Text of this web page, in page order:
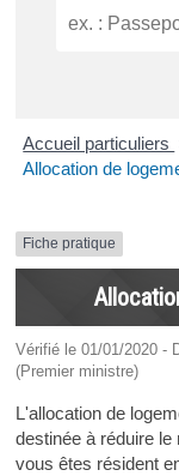
Accueil particuliers
Allocation de
Fiche pratique
Vérifié le 01/01/2020 -
(Premier ministre)
L'allocation de
destinée à réduire
vous êtes résident